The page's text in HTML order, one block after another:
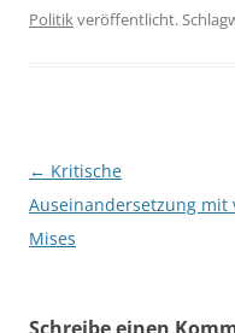
Politikveröffentlicht.
Beitragsnavigation
← Kritische
Auseinandersetzung mit
Mises